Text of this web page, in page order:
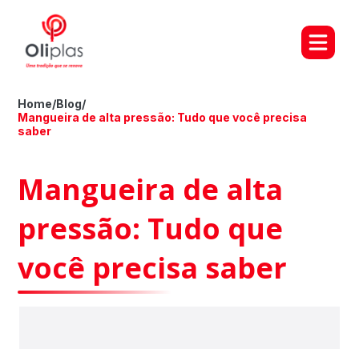
Home/Blog/
Mangueira de alta pressão: Tudo que você precisa
saber
Mangueira de alta
pressão: Tudo que
você precisa saber